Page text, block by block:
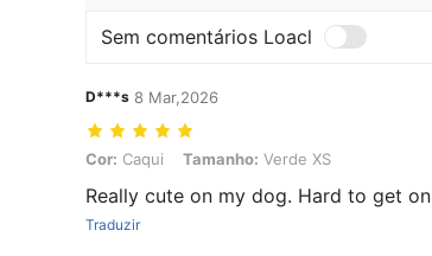
Sem comentários Loacl
D***s 8 Mar,2026
Cor: Caqui, Tamanho: Verde XS
Cor: Caqui Tamanho: Verde XS
Really cute on my dog. Hard to get on
Traduzir